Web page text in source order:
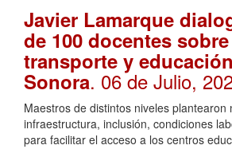
Javier Lamarque
de 100 docentes
transporte y
Sonora. 06 de Julio,
Maestros de distintos niveles plantearon
infraestructura, inclusión, condiciones
para facilitar el acceso a los centros